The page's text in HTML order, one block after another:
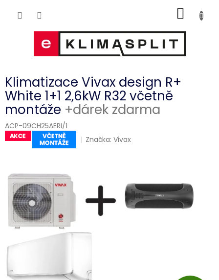
KOŠÍK
Klimatizace Vivax design R+
White 1+1 2,6kW R32 včetně
montáže +dárek zdarma
ACP-09CH25AERI/1
Značka:Vivax